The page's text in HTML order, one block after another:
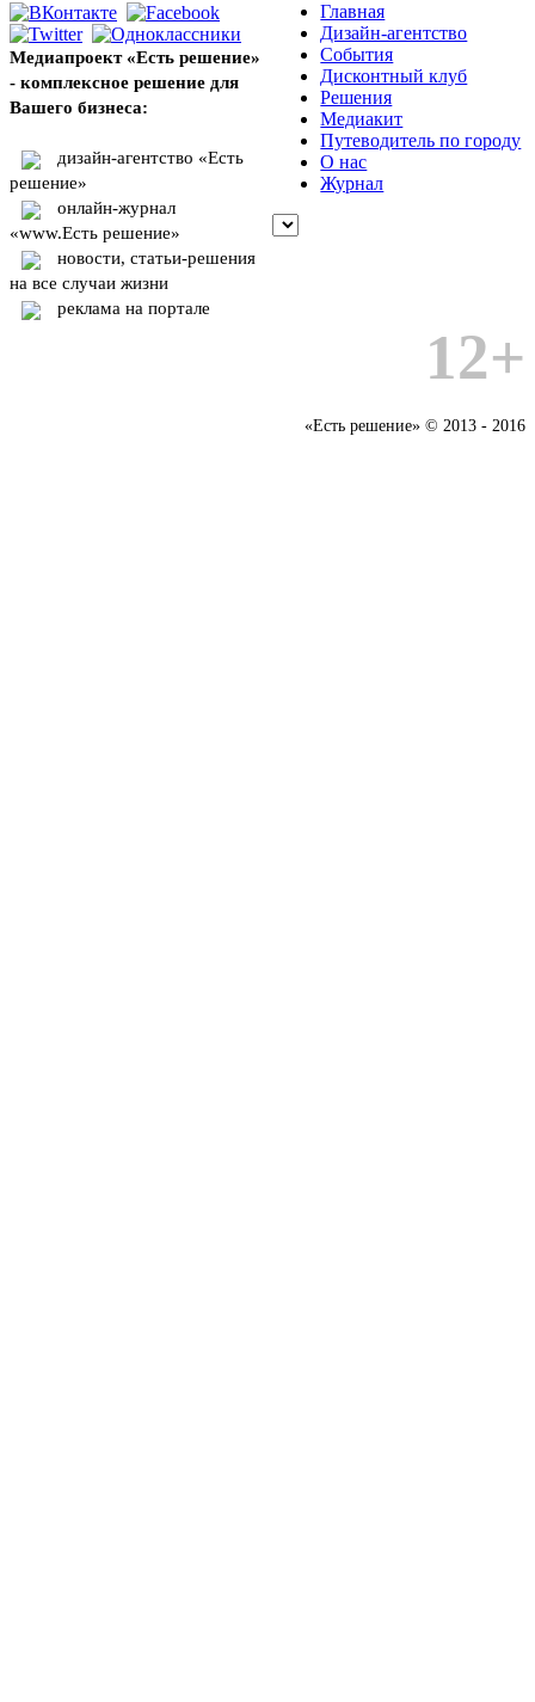
Медиапроект «Есть решение»
- комплексное решение для
Вашего бизнеса:
дизайн-агентство «Есть
решение»
онлайн-журнал
«www.Есть решение»
новости, статьи-решения
на все случаи жизни
реклама на портале
Главная
Дизайн-агентство
События
Дисконтный клуб
Решения
Медиакит
Путеводитель по городу
О нас
Журнал
12+
«Есть решение» © 2013 - 2016